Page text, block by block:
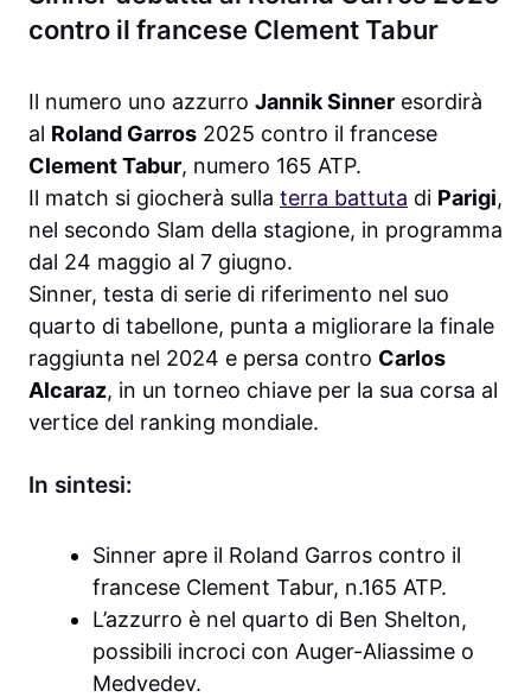
contro il francese Clement Tabur
Il numero uno azzurro Jannik Sinner esordirà
al Roland Garros 2025 contro il francese
Clement Tabur, numero 165 ATP.
Il match si giocherà sulla terra battuta di Parigi,
nel secondo Slam della stagione, in programma
dal 24 maggio al 7 giugno.
Sinner, testa di serie di riferimento nel suo
quarto di tabellone, punta a migliorare la finale
raggiunta nel 2024 e persa contro Carlos
Alcaraz, in un torneo chiave per la sua corsa al
vertice del ranking mondiale.
In sintesi:
Sinner apre il Roland Garros contro il
francese Clement Tabur, n.165 ATP.
L’azzurro è nel quarto di Ben Shelton,
possibili incroci con Auger-Aliassime o
Medvedev.